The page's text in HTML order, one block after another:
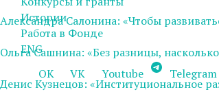
Истории
Работа в Фонде
ENG
OK
VK Youtube Telegram
Александра Салонина: «Чтобы
Ольга Сашнина: «Без разницы,
Денис Кузнецов: «Институциональное